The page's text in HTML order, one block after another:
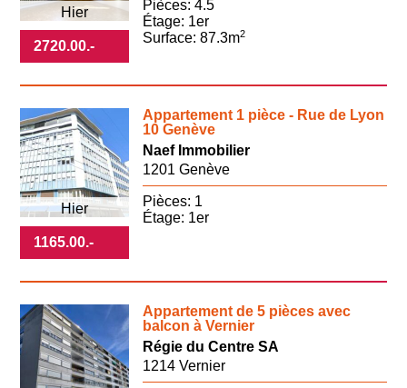
2720.00.-
Hier
Pièces: 4.5
Étage: 1er
Surface: 87.3m2
1165.00.-
Appartement 1 pièce - Rue de Lyon
10 Genève
Hier
Naef Immobilier
1201 Genève
Pièces: 1
Étage: 1er
Appartement de 5 pièces avec
balcon à Vernier
Régie du Centre SA
1214 Vernier